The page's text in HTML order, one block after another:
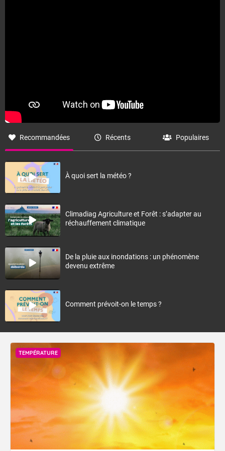
Recommandées Récents Populaires
À quoi sert la météo ?
Climadiag Agriculture et Forêt : s’adapter au
réchauffement climatique
De la pluie aux inondations : un phénomène
devenu extrême
Comment prévoit-on le temps ?
TEMPÉRATURE